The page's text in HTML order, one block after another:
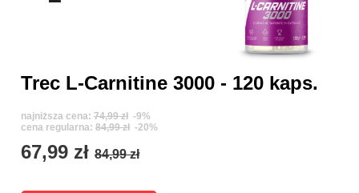
Trec L-Carnitine 3000 - 120 kaps.
najniższa cena: 74,99 zł -9%
cena regularna: 84,99 zł -20%
67,99 zł 84,99 zł